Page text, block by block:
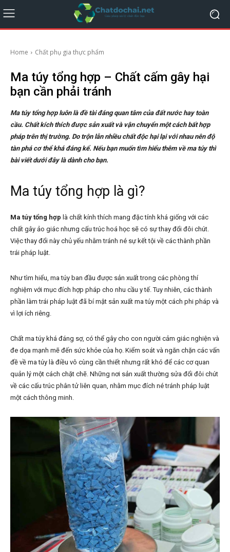
Home Chất phụ gia thực phẩm
Ma túy tổng hợp – Chất cấm gây hại
bạn cần phải tránh
Ma túy tổng hợp luôn là đề tài đáng quan tâm của đất nước hay toàn
cầu. Chất kích thích được sản xuất và vận chuyển một cách bất hợp
pháp trên thị trường. Do trộn lẫn nhiều chất độc hại lại với nhau nên độ
tàn phá cơ thể khá đáng kể. Nếu bạn muốn tìm hiểu thêm về ma túy thì
bài viết dưới đây là dành cho bạn.
Ma túy tổng hợp là gì?
Ma túy tổng hợp là chất kính thích mang đặc tính khá giống với các
chất gây ảo giác nhưng cấu trúc hoá học sẽ có sự thay đổi đôi chút.
Việc thay đổi này chủ yếu nhằm tránh né sự kết tội về các thành phần
trái pháp luật.
Như tìm hiểu, ma túy ban đầu được sản xuất trong các phòng thí
nghiệm với mục đích hợp pháp cho nhu cầu y tế. Tuy nhiên, các thành
phần làm trái pháp luật đã bí mật sản xuất ma túy một cách phi pháp và
vì lợi ích riêng.
Chất ma túy khá đáng sợ, có thể gây cho con người cảm giác nghiện và
đe dọa mạnh mẽ đến sức khỏe của họ. Kiểm soát và ngăn chặn các vấn
đề về ma túy là điều vô cùng cần thiết nhưng rất khó để các cơ quan
quản lý một cách chặt chẽ. Những nơi sản xuất thường sửa đổi đôi chút
về các cấu trúc phân tử liên quan, nhằm mục đích né tránh pháp luật
một cách thông minh.